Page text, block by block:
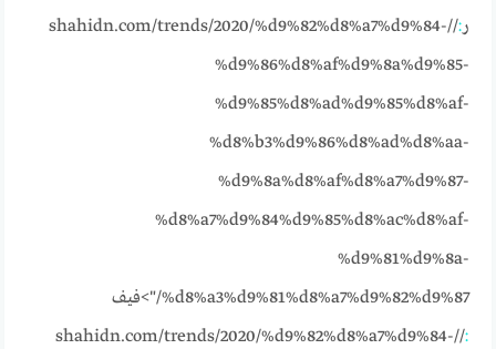
ر:
//shahidn.com/trends/2020/%d9%82%d8%a7%d9%84-
%d9%86%d8%af%d9%8a%d9%85-
%d9%85%d8%ad%d9%85%d8%af-
%d8%b3%d9%86%d8%ad%d8%aa-
%d9%8a%d8%af%d8%a7%d9%87-
%d8%a7%d9%84%d9%85%d8%ac%d8%af-
%d9%81%d9%8a-
%d8%a3%d9%81%d8%a7%d9%82%d9%87/">فيف
:
//shahidn.com/trends/2020/%d9%82%d8%a7%d9%84-